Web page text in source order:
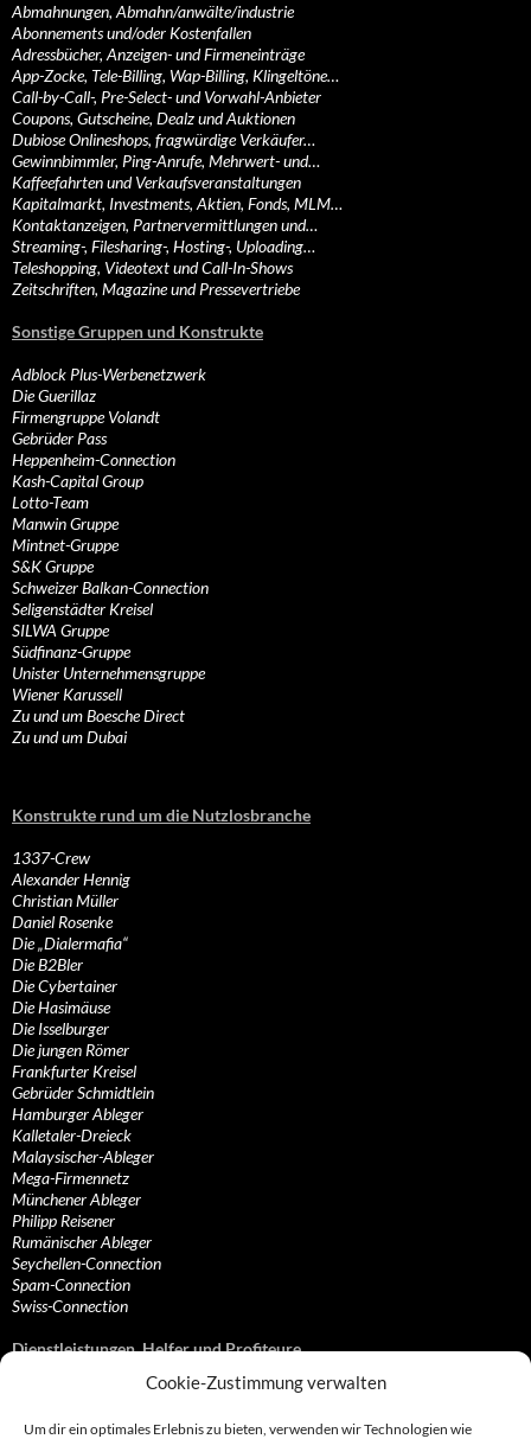
Cookie-Zustimmung verwalten
Um dir ein optimales Erlebnis zu bieten, verwenden wir Technologien wie
Abmahnungen, Abmahn/anwälte/industrie
Abonnements und/oder Kostenfallen
Adressbücher, Anzeigen- und Firmeneinträge
App-Zocke, Tele-Billing, Wap-Billing, Klingeltöne…
Call-by-Call-, Pre-Select- und Vorwahl-Anbieter
Coupons, Gutscheine, Dealz und Auktionen
Dubiose Onlineshops, fragwürdige Verkäufer…
Gewinnbimmler, Ping-Anrufe, Mehrwert- und…
Kaffeefahrten und Verkaufsveranstaltungen
Kapitalmarkt, Investments, Aktien, Fonds, MLM…
Kontaktanzeigen, Partnervermittlungen und…
Streaming-, Filesharing-, Hosting-, Uploading…
Teleshopping, Videotext und Call-In-Shows
Zeitschriften, Magazine und Pressevertriebe
Sonstige Gruppen und Konstrukte
Adblock Plus-Werbenetzwerk
Die Guerillaz
Firmengruppe Volandt
Gebrüder Pass
Heppenheim-Connection
Kash-Capital Group
Lotto-Team
Manwin Gruppe
Mintnet-Gruppe
S&K Gruppe
Schweizer Balkan-Connection
Seligenstädter Kreisel
SILWA Gruppe
Südfinanz-Gruppe
Unister Unternehmensgruppe
Wiener Karussell
Zu und um Boesche Direct
Zu und um Dubai
Konstrukte rund um die Nutzlosbranche
1337-Crew
Alexander Hennig
Christian Müller
Daniel Rosenke
Die „Dialermafia“
Die B2Bler
Die Cybertainer
Die Hasimäuse
Die Isselburger
Die jungen Römer
Frankfurter Kreisel
Gebrüder Schmidtlein
Hamburger Ableger
Kalletaler-Dreieck
Malaysischer-Ableger
Mega-Firmennetz
Münchener Ableger
Philipp Reisener
Rumänischer Ableger
Seychellen-Connection
Spam-Connection
Swiss-Connection
Dienstleistungen, Helfer und Profiteure
Anonymisierungsdienste, VPN- und Web-Proxy…
Bezahlsysteme, Finanzdienstleister und…